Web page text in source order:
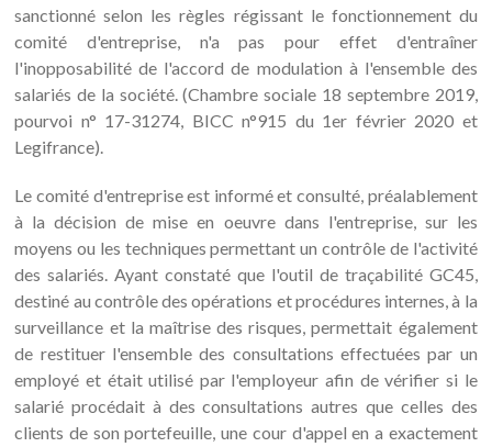
sanctionné selon les règles régissant le fonctionnement du
comité d'entreprise, n'a pas pour effet d'entraîner
l'inopposabilité de l'accord de modulation à l'ensemble des
salariés de la société. (Chambre sociale 18 septembre 2019,
pourvoi n° 17-31274, BICC n°915 du 1er février 2020 et
Legifrance).
Le comité d'entreprise est informé et consulté, préalablement
à la décision de mise en oeuvre dans l'entreprise, sur les
moyens ou les techniques permettant un contrôle de l'activité
des salariés. Ayant constaté que l'outil de traçabilité GC45,
destiné au contrôle des opérations et procédures internes, à la
surveillance et la maîtrise des risques, permettait également
de restituer l'ensemble des consultations effectuées par un
employé et était utilisé par l'employeur afin de vérifier si le
salarié procédait à des consultations autres que celles des
clients de son portefeuille, une cour d'appel en a exactement